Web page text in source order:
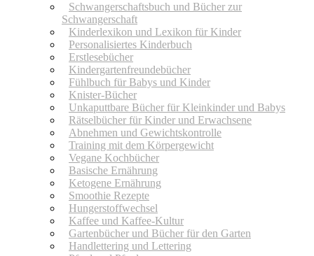
Schwangerschaftsbuch und Bücher zur
Schwangerschaft
Kinderlexikon und Lexikon für Kinder
Personalisiertes Kinderbuch
Erstlesebücher
Kindergartenfreundebücher
Fühlbuch für Babys und Kinder
Knister-Bücher
Unkaputtbare Bücher für Kleinkinder und Babys
Rätselbücher für Kinder und Erwachsene
Abnehmen und Gewichtskontrolle
Training mit dem Körpergewicht
Vegane Kochbücher
Basische Ernährung
Ketogene Ernährung
Smoothie Rezepte
Hungerstoffwechsel
Kaffee und Kaffee-Kultur
Gartenbücher und Bücher für den Garten
Handlettering und Lettering